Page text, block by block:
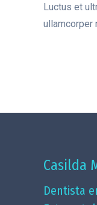
Luctus et
ullamcorper
Casilda
Dentista